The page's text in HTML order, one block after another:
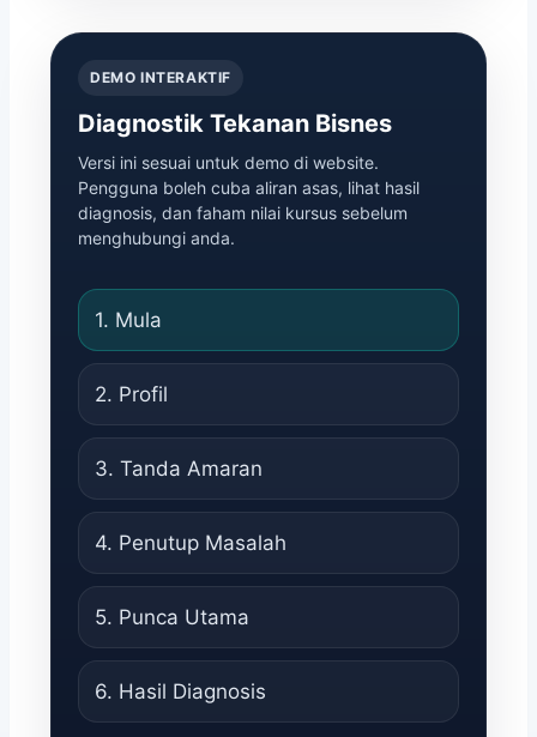
DEMO INTERAKTIF
Diagnostik Tekanan Bisnes
Versi ini sesuai untuk demo di website.
Pengguna boleh cuba aliran asas, lihat hasil
diagnosis, dan faham nilai kursus sebelum
menghubungi anda.
1. Mula
2. Profil
3. Tanda Amaran
4. Penutup Masalah
5. Punca Utama
6. Hasil Diagnosis